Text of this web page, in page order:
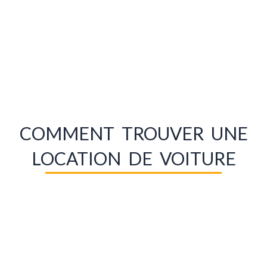
COMMENT TROUVER UNE
LOCATION DE VOITURE